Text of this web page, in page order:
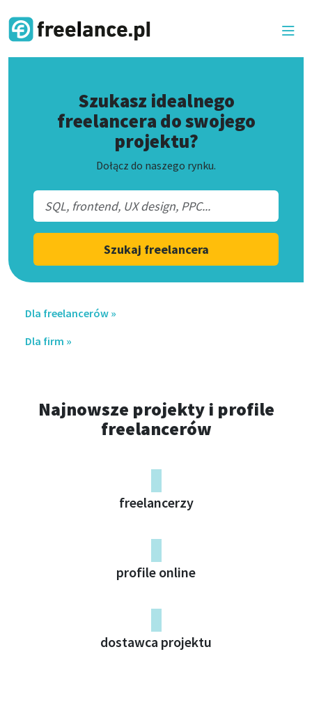
Szukasz idealnego
freelancera do swojego
projektu?
Dołącz do naszego rynku.
Szukaj freelancera
Dla freelancerów »
Dla firm »
Najnowsze projekty i profile
freelancerów
freelancerzy
profile online
dostawca projektu